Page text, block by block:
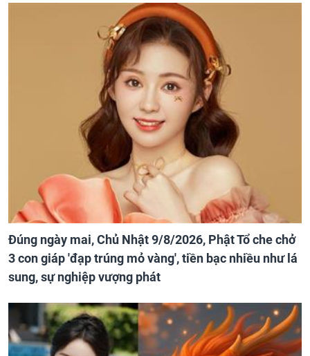
Đúng ngày mai, Chủ Nhật 9/8/2026, Phật Tổ che chở
3 con giáp 'đạp trúng mỏ vàng', tiền bạc nhiều như lá
sung, sự nghiệp vượng phát